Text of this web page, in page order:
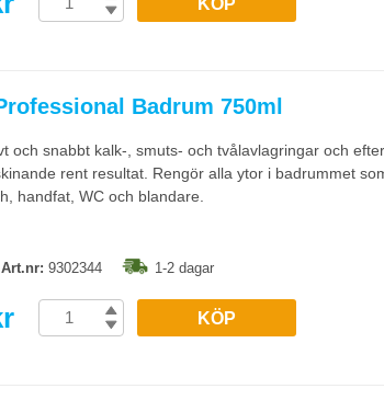
KÖP
Badrum 750ml
och snabbt kalk-, smuts- och tvålavlagringar och
rent resultat. Rengör alla ytor i badrummet
handfat, WC och blandare.
Art.nr: 9302344 1-2 dagar
KÖP